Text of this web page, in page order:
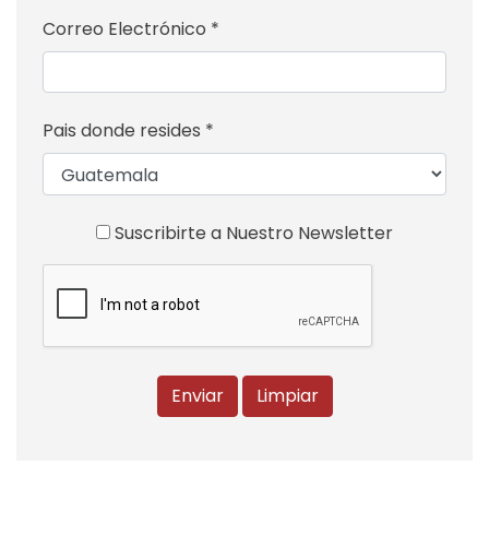
Correo Electrónico *
Pais donde resides *
Suscribirte a Nuestro Newsletter
Enviar Limpiar